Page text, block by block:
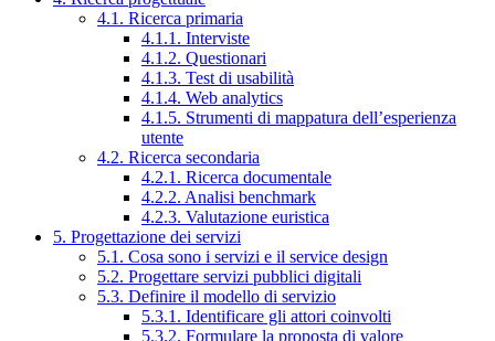
4.1. Ricerca primaria
4.1.1. Interviste
4.1.2. Questionari
4.1.3. Test di usabilità
4.1.4. Web analytics
4.1.5. Strumenti di mappatura dell’esperienza
utente
4.2. Ricerca secondaria
4.2.1. Ricerca documentale
4.2.2. Analisi benchmark
4.2.3. Valutazione euristica
5. Progettazione dei servizi
5.1. Cosa sono i servizi e il service design
5.2. Progettare servizi pubblici digitali
5.3. Definire il modello di servizio
5.3.1. Identificare gli attori coinvolti
5.3.2. Formulare la proposta di valore